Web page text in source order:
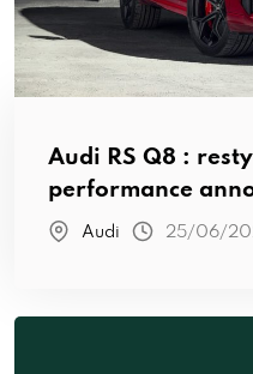
Audi RS Q8 :
performance
Audi 25/06/